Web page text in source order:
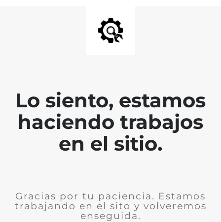
Lo siento, estamos
haciendo trabajos
en el sitio.
Gracias por tu paciencia. Estamos
trabajando en el sito y volveremos
enseguida.